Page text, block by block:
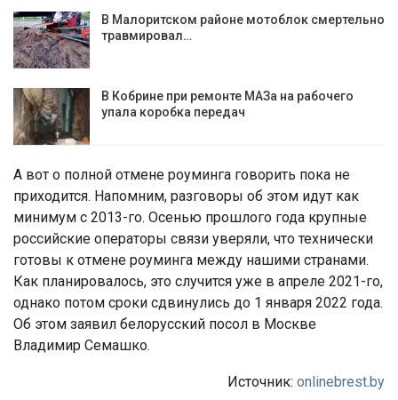
В Малоритском районе мотоблок смертельно
травмировал…
В Кобрине при ремонте МАЗа на рабочего
упала коробка передач
А вот о полной отмене роуминга говорить пока не
приходится. Напомним, разговоры об этом идут как
минимум с 2013-го. Осенью прошлого года крупные
российские операторы связи уверяли, что технически
готовы к отмене роуминга между нашими странами.
Как планировалось, это случится уже в апреле 2021-го,
однако потом сроки сдвинулись до 1 января 2022 года.
Об этом заявил белорусский посол в Москве
Владимир Семашко.
Источник: onlinebrest.by